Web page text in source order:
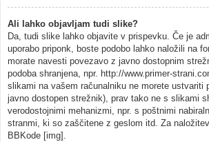
Ali lahko objavljam tudi slike?
Da, tudi slike lahko objavite v prispevku. Če je
uporabo priponk, boste podobo lahko naložili na
morate navesti povezavo z javno dostopnim
podoba shranjena, npr. http://www.primer-
slikami na vašem računalniku ne morete ustvariti
javno dostopen strežnik), prav tako ne s slikami
verodostojnimi mehanizmi, npr. s poštnimi
stranmi, ki so zaščitene z geslom itd. Za
BBKode [img].